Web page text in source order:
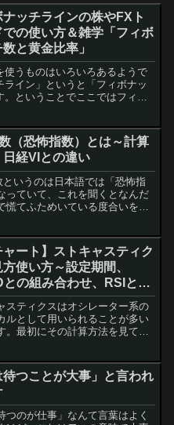
ナッチラインの株やFXト
での使い方＆雑学「フィボ
と黄金比率」
うものはいろいろあるようで
イン」というと「フィボナッ
ということでここではフィボ
（恐怖指数）とは～計算
日経VIとの違い
というのは日本語では「恐怖指
っていて、これを聞くとなんだ
慌てふためいている度合いを示
元になっています。つまり
というのは「v...
ャート】ストキャスティク
方使い方～設定期間、
との組み合わせ、RSIとの
ダイバージェンス
スティクスはオシレーター系の
ルとして用いられることが多い
。最初にその計算方法を見てお
%D、%SDと3つの数字がありま
と、面倒なので...
待つことが大事」と言われ
つのが仕事」なんて言葉はよく